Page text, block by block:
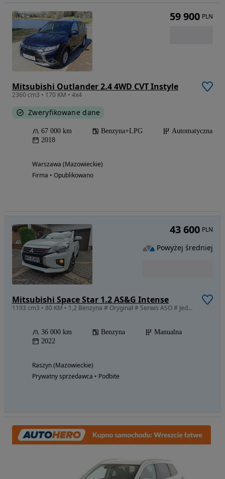
Mitsubishi Outlander 2.4 4WD CVT Instyle
2360 cm3 • 170 KM • 4x4
Zweryfikowane dane
67 000 km Benzyna+LPG
Automatyczna
2018
Warszawa (Mazowieckie)
Firma • Opublikowano
59 900 PLN
Mitsubishi Space Star 1.2 AS&G Intense
1193 cm3 • 80 KM • 1,2 Benzyna # Oryginał # Serwis ASO # Jeden WŁAŚCICIEL # Perfekt #
36 000 km Benzyna
Manualna
2022
Raszyn (Mazowieckie)
Prywatny sprzedawca • Podbite
43 600 PLN
Powyżej średniej